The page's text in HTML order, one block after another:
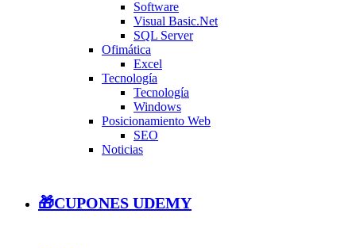
Software
Visual Basic.Net
SQL Server
Ofimática
Excel
Tecnología
Tecnología
Windows
Posicionamiento Web
SEO
Noticias
🎁CUPONES UDEMY